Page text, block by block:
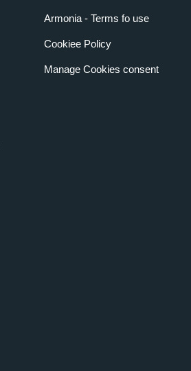
Armonia - Terms fo use
Cookiee Policy
Manage Cookies consent